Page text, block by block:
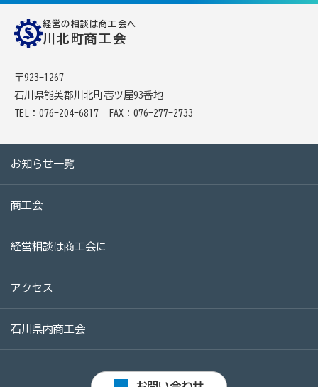
経営の相談は商工会へ
川北町商工会
〒923-1267
石川県能美郡川北町壱ツ屋93番地
TEL：076-204-6817
FAX：076-277-2733
お知らせ一覧
商工会
経営相談は商工会に
アクセス
石川県内商工会
商工会のサービス
経理・記帳代行
ら、ホームページが無料で作れます。
メリットがいっぱい、労働保険事務
商工会が扱う検定
行きます・聞きます・提案します そして伴走します～
商工会の支援事例～